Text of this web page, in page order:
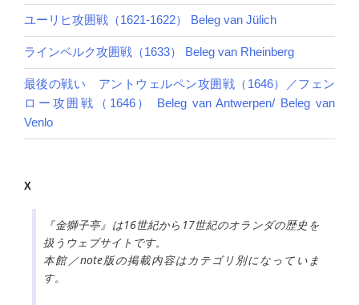
ユーリヒ攻囲戦（1621-1622） Beleg van Jülich
ラインベルク攻囲戦（1633） Beleg van Rheinberg
最後の戦い アントウェルペン攻囲戦（1646）／フェン
ロー攻囲戦（1646） Beleg van Antwerpen/ Beleg van
Venlo
X
『金獅子亭』は16世紀から17世紀のオランダの歴史を
扱うウェブサイトです。
本館／note版の掲載内容はカテゴリ別になっていま
す。